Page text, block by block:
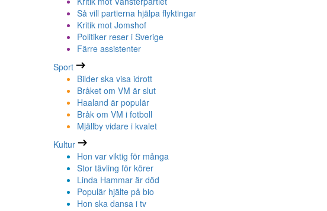
Så vill partierna hjälpa flyktingar
Kritik mot Jomshof
Politiker reser i Sverige
Färre assistenter
Sport
Bilder ska visa idrott
Bråket om VM är slut
Haaland är populär
Bråk om VM i fotboll
Mjällby vidare i kvalet
Kultur
Hon var viktig för många
Stor tävling för körer
Linda Hammar är död
Populär hjälte på bio
Hon ska dansa i tv